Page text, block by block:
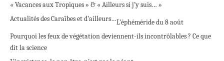
« Vacances aux Tropiques » & « Ailleurs si j’y suis… »
Actualités des Caraïbes et d’ailleurs…L’éphéméride du 8 août
Pourquoi les feux de végétation deviennent-ils incontrôlables ? Ce que
dit la science